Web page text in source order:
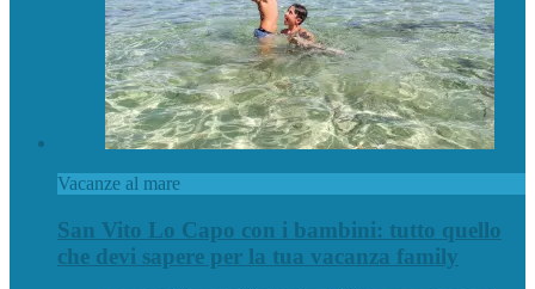
Vacanze al mare
San Vito Lo Capo con i bambini: tutto quello
che devi sapere per la tua vacanza family